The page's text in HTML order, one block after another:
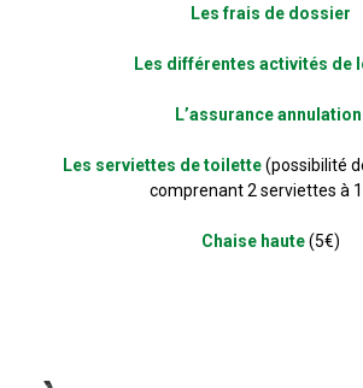
Les frais de dossier
Les différentes activités de
L’assurance annulation
Les serviettes de toilette(possibilité
comprenant 2 serviettes à
Chaise haute(5€)